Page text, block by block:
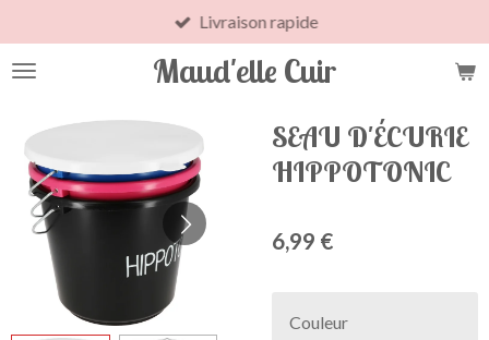
au
contenu
Maud'elle Cuir
Livraison rapide
SEAU D'ÉCURIE
HIPPOTONIC
6,99 €
Couleur